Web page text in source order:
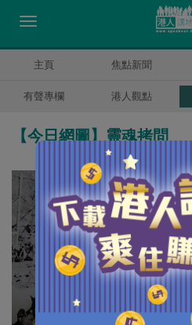
主頁 焦點新聞
有聲專欄 港人觀點
【今日網圖】靈魂拷問